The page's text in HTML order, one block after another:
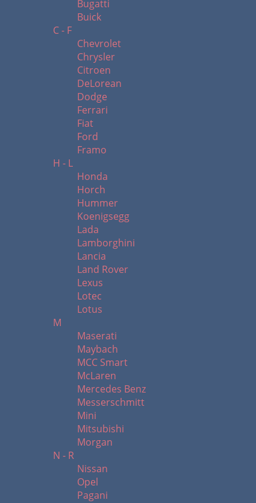
Bugatti
Buick
C - F
Chevrolet
Chrysler
Citroen
DeLorean
Dodge
Ferrari
Fiat
Ford
Framo
H - L
Honda
Horch
Hummer
Koenigsegg
Lada
Lamborghini
Lancia
Land Rover
Lexus
Lotec
Lotus
M
Maserati
Maybach
MCC Smart
McLaren
Mercedes Benz
Messerschmitt
Mini
Mitsubishi
Morgan
N - R
Nissan
Opel
Pagani